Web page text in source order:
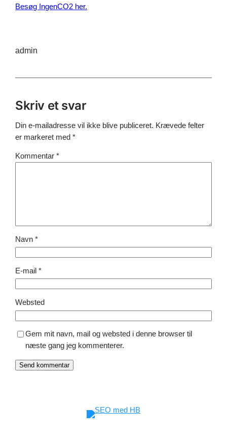
Besøg IngenCO2 her.
admin
Skriv et svar
Din e-mailadresse vil ikke blive publiceret. Krævede felter
er markeret med*
Kommentar*
Navn*
E-mail*
Websted
Gem mit navn, mail og websted i denne browser til
næste gang jeg kommenterer.